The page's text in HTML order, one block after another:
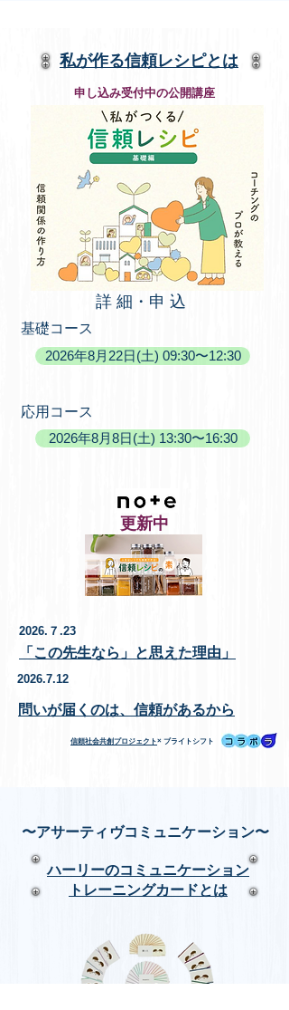
​私が作る信頼レシピとは
​申し込み受付中の公開講座
​詳 細・申 込
​基礎コース
2026年8月22日(土) 09:30〜12:30
​応用コース
2026年8月8日(土) 13:30〜16:30
​更新中
2026.７.23
「この先生なら」と思えた理由」
2026.7.12
問いが届くのは、信頼があるから
信頼社会共創プロジェクト× ブライトシフト
​〜アサーティヴコミュニケーション〜
​ハーリーのコミュニケーション
トレーニングカードとは